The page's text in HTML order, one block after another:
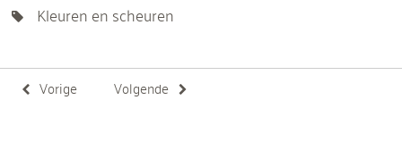
Kleuren en scheuren
Vorige Volgende